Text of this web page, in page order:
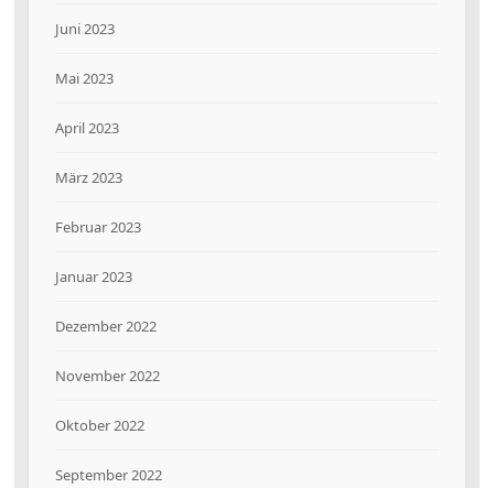
Juni 2023
Mai 2023
April 2023
März 2023
Februar 2023
Januar 2023
Dezember 2022
November 2022
Oktober 2022
September 2022